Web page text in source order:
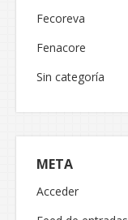
Fecoreva
Fenacore
Sin categoría
META
Acceder